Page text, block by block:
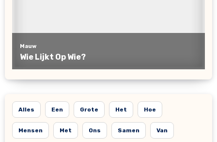
Alles Een Grote Het Hoe
Mensen Met Ons Samen Van